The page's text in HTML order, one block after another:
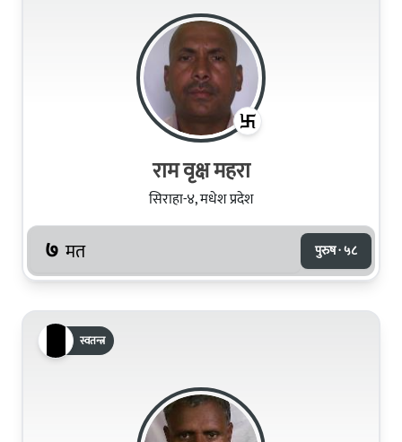
राम वृक्ष महरा
सिराहा-४, मधेश प्रदेश
७ मत पुरुष · ५८
स्वतन्त्र